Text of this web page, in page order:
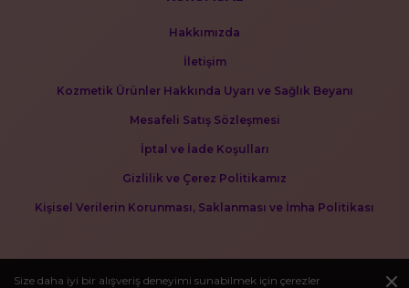
Size daha iyi bir alışveriş deneyimi sunabilmek için çerezler
Hakkımızda
İletişim
Kozmetik Ürünler Hakkında Uyarı ve Sağlık Beyanı
Mesafeli Satış Sözleşmesi
İptal ve İade Koşulları
Gizlilik ve Çerez Politikamız
Kişisel Verilerin Korunması, Saklanması ve İmha Politikası